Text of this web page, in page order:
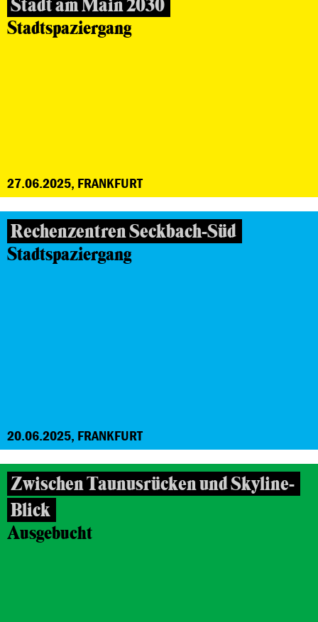
Stadt am Main 2030
Stadtspaziergang
27.06.2025, FRANKFURT
Rechenzentren Seckbach-Süd
Stadtspaziergang
20.06.2025, FRANKFURT
Zwischen Taunusrücken und Skyline-
Blick
Ausgebucht